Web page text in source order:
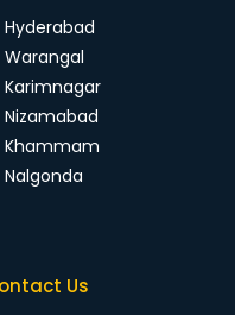
Hyderabad
Warangal
Karimnagar
Nizamabad
Khammam
Nalgonda
Us